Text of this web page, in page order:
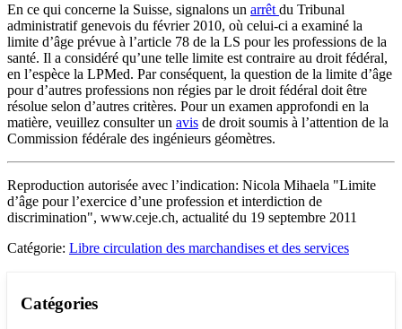
En ce qui concerne la Suisse, signalons un arrêt du Tribunal
administratif genevois du février 2010, où celui-ci a examiné la
limite d’âge prévue à l’article 78 de la LS pour les professions de la
santé. Il a considéré qu’une telle limite est contraire au droit fédéral,
en l’espèce la LPMed. Par conséquent, la question de la limite d’âge
pour d’autres professions non régies par le droit fédéral doit être
résolue selon d’autres critères. Pour un examen approfondi en la
matière, veuillez consulter un avis de droit soumis à l’attention de la
Commission fédérale des ingénieurs géomètres.
Reproduction autorisée avec l’indication: Nicola Mihaela "Limite
d’âge pour l’exercice d’une profession et interdiction de
discrimination", www.ceje.ch, actualité du 19 septembre 2011
Catégorie: Libre circulation des marchandises et des services
Catégories